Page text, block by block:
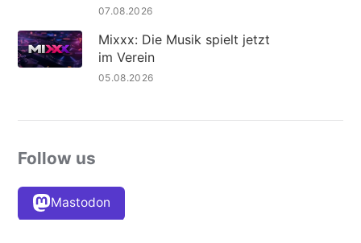
07.08.2026
Mixxx: Die Musik spielt jetzt
im Verein
05.08.2026
Follow us
Mastodon